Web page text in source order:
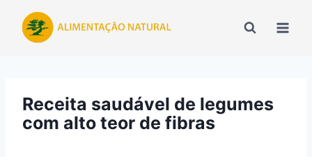
para
Receita saudável de legumes
com alto teor de fibras